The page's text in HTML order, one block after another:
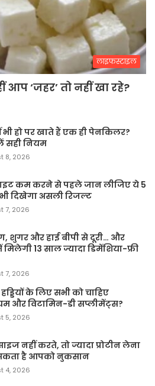
लाइफस्टाइल
आप ‘जहर’ तो नहीं खा रहे?
भी हो पर खाते हैं एक ही पेनकिलर?
नियम
8, 2026
कम करने से पहले जान लीजिए ये 5
दिखेगा असली रिजल्ट
7, 2026
शुगर और हाई बीपी से दूरी… और
13 साल ज्यादा डिमेंशिया-फ्री
7, 2026
के लिए सभी को चाहिए
और विटामिन-डी सप्लीमेंट्स?
5, 2026
नहीं करते, तो ज्यादा प्रोटीन लेना
है आपको नुकसान
4, 2026